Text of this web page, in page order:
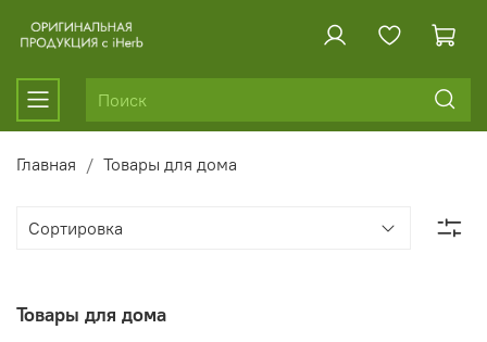
Главная Товары для дома
Товары для дома